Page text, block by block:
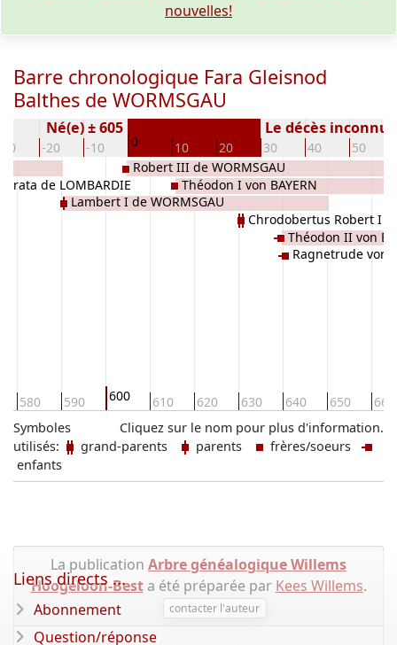
nouvelles!
Barre chronologique Fara Gleisnod
Balthes de WORMSGAU
-20 -10 0 10 20 30 40 50
Né(e) ± 605 Le décès inconnu
580 590 600 610 620 630 640 650 660
de LOMBARDIE
Lambert I de WORMSGAU
Robert III de WORMSGAU
Théodon I von BAYERN
Chrodobertus Robert I
Théodon II von
Ragnetrude von
Cliquez sur le nom pour plus d'information.
Symboles
utilisés:
grand-parents parents
frères/soeurs
enfants
La publication Arbre généalogique Willems
Hoogeloon-Besta été préparée par Kees Willems.
contacter l'auteur
Liens directs ...
Abonnement
Question/réponse